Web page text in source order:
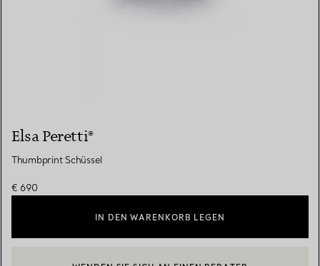
Elsa Peretti®
Thumbprint Schüssel
€ 690
IN DEN WARENKORB LEGEN